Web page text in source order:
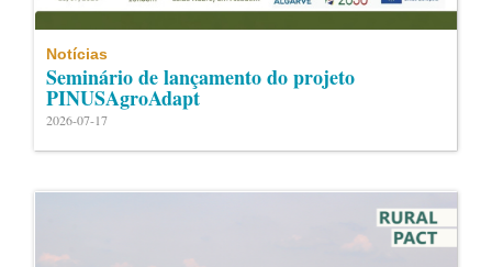
Notícias
Seminário de lançamento do projeto
PINUSAgroAdapt
2026-07-17